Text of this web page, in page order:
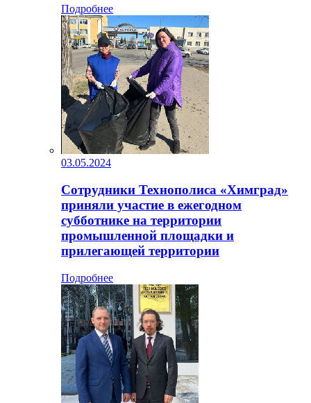
Подробнее
03.05.2024
Сотрудники Технополиса «Химград»
приняли участие в ежегодном
субботнике на территории
промышленной площадки и
прилегающей территории
Подробнее